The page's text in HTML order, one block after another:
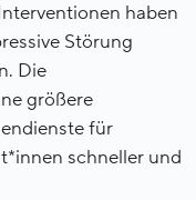
haben
Störung
Die
größere
für
schneller und